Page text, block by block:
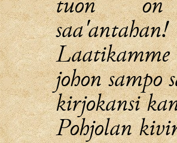
saa'antahan!
johon sampo
kirjokansi
Pohjolan